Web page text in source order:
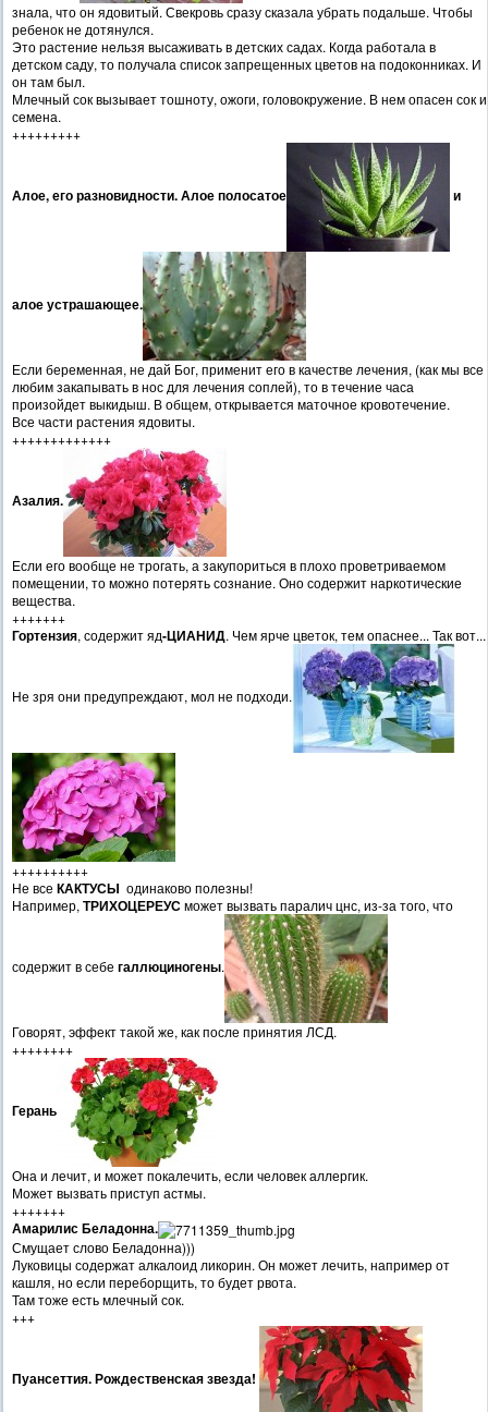
знала, что он ядовитый. Свекровь сразу сказала убрать подальше. Чтобы
ребенок не дотянулся.
Это растение нельзя высаживать в детских садах. Когда работала в
детском саду, то получала список запрещенных цветов на подоконниках. И
он там был.
Млечный сок вызывает тошноту, ожоги, головокружение. В нем опасен сок и
семена.
+++++++++
Алое, его разновидности. Алое полосатое и
алое устрашающее.
Если беременная, не дай Бог, применит его в качестве лечения, (как мы все
любим закапывать в нос для лечения соплей), то в течение часа
произойдет выкидыш. В общем, открывается маточное кровотечение.
Все части растения ядовиты.
+++++++++++++
Азалия.
Если его вообще не трогать, а закупориться в плохо проветриваемом
помещении, то можно потерять сознание. Оно содержит наркотические
вещества.
+++++++
Гортензия, содержит яд-ЦИАНИД. Чем ярче цветок, тем опаснее... Так вот...
Не зря они предупреждают, мол не подходи.
++++++++++
Не все КАКТУСЫ одинаково полезны!
Например, ТРИХОЦЕРЕУСможет вызвать паралич цнс, из-за того, что
содержит в себе галлюциногены.
Говорят, эффект такой же, как после принятия ЛСД.
++++++++
Герань
Она и лечит, и может покалечить, если человек аллергик.
Может вызвать приступ астмы.
+++++++
Амарилис Беладонна.
Смущает слово Беладонна)))
Луковицы содержат алкалоид ликорин. Он может лечить, например от
кашля, но если переборщить, то будет рвота.
Там тоже есть млечный сок.
+++
Пуансеттия. Рождественская звезда!